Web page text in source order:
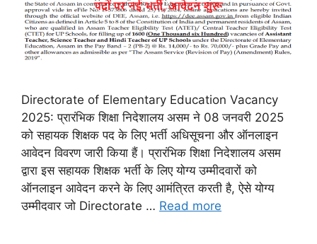
Directorate of Elementary Education Vacancy
2025: प्रारंभिक शिक्षा निदेशालय असम ने 08 जनवरी 2025
को सहायक शिक्षक पद के लिए भर्ती अधिसूचना और ऑनलाइन
आवेदन विवरण जारी किया हैं। प्रारंभिक शिक्षा निदेशालय असम
द्वारा इस सहायक शिक्षक भर्ती के लिए योग्य उम्मीदवारों को
ऑनलाइन आवेदन करने के लिए आमंत्रित करती है, ऐसे योग्य
उम्मीदवार जो Directorate … Read more